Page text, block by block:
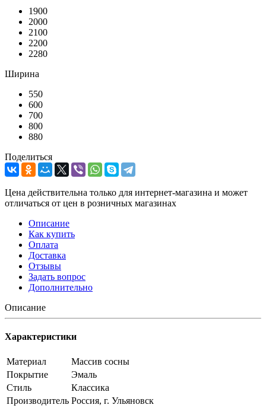
1900
2000
2100
2200
2280
Ширина
550
600
700
800
880
Поделиться
Цена действительна только для интернет-магазина и может
отличаться от цен в розничных магазинах
Описание
Как купить
Оплата
Доставка
Отзывы
Задать вопрос
Дополнительно
Описание
Характеристики
Материал
Массив сосны
Покрытие
Эмаль
Стиль
Классика
Производитель Россия, г. Ульяновск